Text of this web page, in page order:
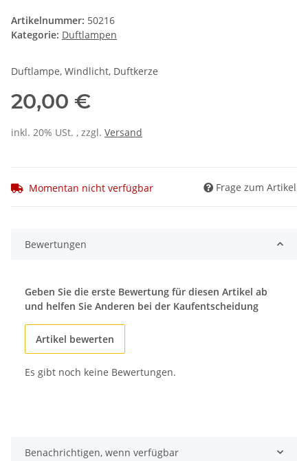
Artikelnummer: 50216
Kategorie: Duftlampen
Duftlampe, Windlicht, Duftkerze
20,00 €
inkl. 20% USt. , zzgl. Versand
Momentan nicht verfügbar Frage zum Artikel
Bewertungen
Geben Sie die erste Bewertung für diesen Artikel ab
und helfen Sie Anderen bei der Kaufentscheidung
Artikel bewerten
Es gibt noch keine Bewertungen.
Benachrichtigen, wenn verfügbar